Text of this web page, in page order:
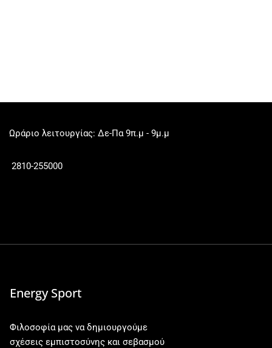
Ωράριο λειτουργίας: Δε-Πα 9π.μ - 9μ.μ
2810-255000
Energy Sport
Φιλοσοφία μας να δημιουργούμε
σχέσεις εμπιστοσύνης και σεβασμού